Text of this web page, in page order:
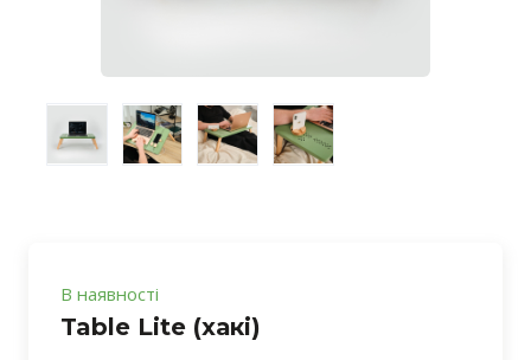
В наявності
Table Lite (хакі)